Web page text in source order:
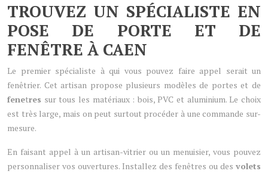
TROUVEZ UN SPÉCIALISTE EN
POSE DE PORTE ET DE
FENÊTRE À CAEN
Le premier spécialiste à qui vous pouvez faire appel serait un
fenêtrier. Cet artisan propose plusieurs modèles de portes et de
fenetres sur tous les matériaux : bois, PVC et aluminium. Le choix
est très large, mais on peut surtout procéder à une commande sur-
mesure.
En faisant appel à un artisan-vitrier ou un menuisier, vous pouvez
personnaliser vos ouvertures. Installez des fenêtres ou des volets